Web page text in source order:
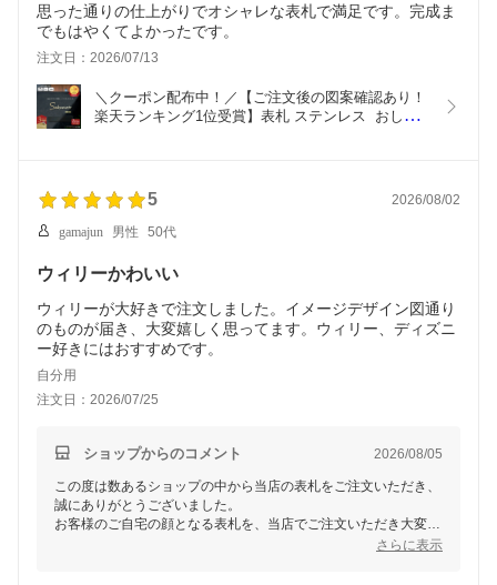
思った通りの仕上がりでオシャレな表札で満足です。完成ま
でもはやくてよかったです。
注文日：2026/07/13
＼クーポン配布中！／【ご注文後の図案確認あり！
楽天ランキング1位受賞】表札 ステンレス  おしゃ
5 2026/08/02
gamajun 男性 50代
ウィリーかわいい
ウィリーが大好きで注文しました。イメージデザイン図通り
のものが届き、大変嬉しく思ってます。ウィリー、ディズニ
ー好きにはおすすめです。
自分用
注文日：2026/07/25
ショップからのコメント 2026/08/05
この度は数あるショップの中から当店の表札をご注文いただき、
誠にありがとうございました。
お客様のご自宅の顔となる表札を、当店でご注文いただき大変光
さらに表示